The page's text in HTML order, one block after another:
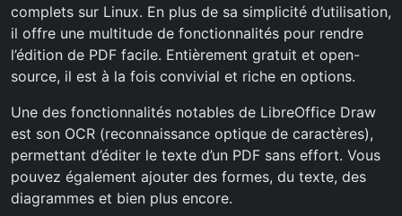
complets sur Linux. En plus de sa simplicité d’utilisation,
il offre une multitude de fonctionnalités pour rendre
l’édition de PDF facile. Entièrement gratuit et open-
source, il est à la fois convivial et riche en options.
Une des fonctionnalités notables de LibreOffice Draw
est son OCR (reconnaissance optique de caractères),
permettant d’éditer le texte d’un PDF sans effort. Vous
pouvez également ajouter des formes, du texte, des
diagrammes et bien plus encore.